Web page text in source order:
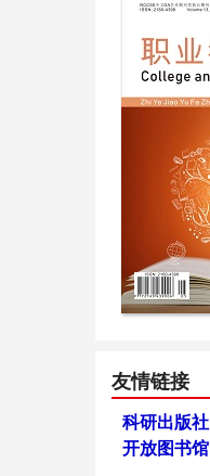
友情链接
科研出版社
开放图书馆